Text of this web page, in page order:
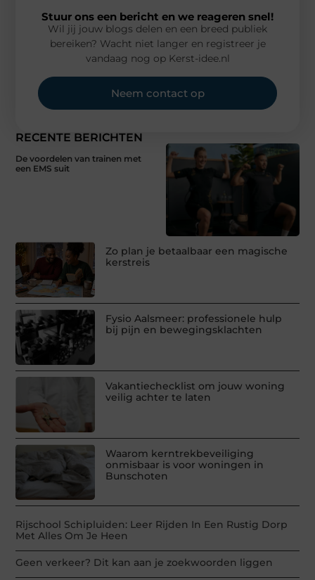
RECENTE BERICHTEN
De voordelen van trainen met
een EMS suit
Zo plan je betaalbaar een magische
kerstreis
Fysio Aalsmeer: professionele hulp
bij pijn en bewegingsklachten
Vakantiechecklist om jouw woning
veilig achter te laten
Waarom kerntrekbeveiliging
onmisbaar is voor woningen in
Bunschoten
Rijschool Schipluiden: Leer Rijden In Een Rustig Dorp
Met Alles Om Je Heen
Geen verkeer? Dit kan aan je zoekwoorden liggen
Stuur ons een bericht en we reageren snel!
Wil jij jouw blogs delen en een breed publiek
bereiken? Wacht niet langer en registreer je
vandaag nog op Kerst-idee.nl
Neem contact op